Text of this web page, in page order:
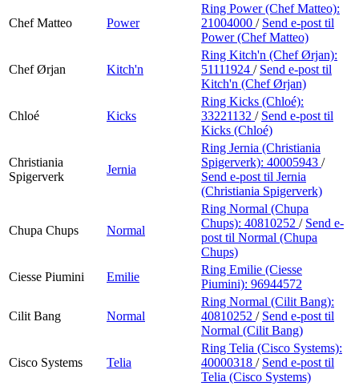
Chef Matteo Power
Ring Power (Chef Matteo):
21004000 / Send e-post til
Power (Chef Matteo)
Chef Ørjan Kitch'n
Ring Kitch'n (Chef Ørjan):
51111924 / Send e-post til
Kitch'n (Chef Ørjan)
Chloé Kicks
Ring Kicks (Chloé):
33221132 / Send e-post til
Kicks (Chloé)
Christiania
Spigerverk
Jernia
Ring Jernia (Christiania
Spigerverk): 40005943 /
Send e-post til Jernia
(Christiania Spigerverk)
Chupa Chups Normal
Ring Normal (Chupa
Chups): 40810252 / Send e-
post til Normal (Chupa
Chups)
Ciesse Piumini
Emilie
Ring Emilie (Ciesse
Piumini): 96944572
Cilit Bang Normal
Ring Normal (Cilit Bang):
40810252 / Send e-post til
Normal (Cilit Bang)
Cisco Systems Telia
Ring Telia (Cisco Systems):
40000318 / Send e-post til
Telia (Cisco Systems)